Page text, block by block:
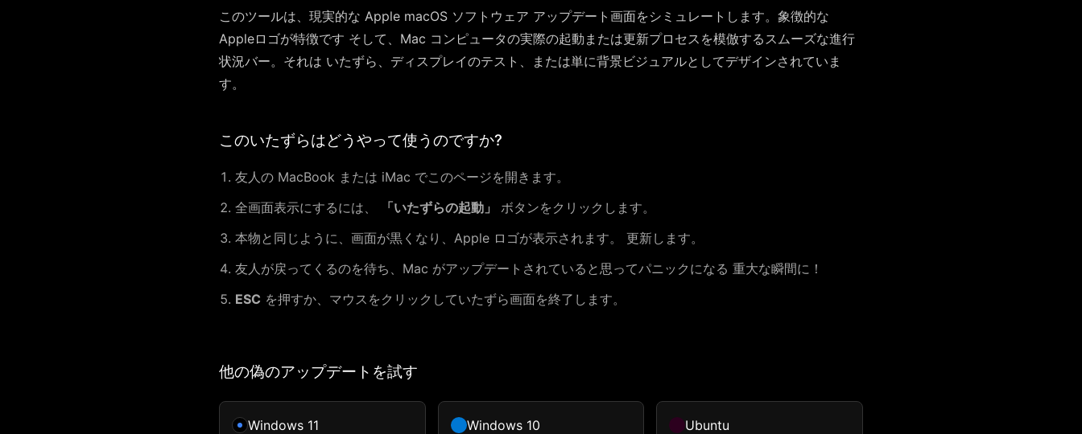
このツールは、現実的な Apple macOS ソフトウェア アップデート画面をシミュレートします。象徴的な
Appleロゴが特徴です そして、Mac コンピュータの実際の起動または更新プロセスを模倣するスムーズな進行
状況バー。それは いたずら、ディスプレイのテスト、または単に背景ビジュアルとしてデザインされていま
す。
このいたずらはどうやって使うのですか?
友人の MacBook または iMac でこのページを開きます。
全画面表示にするには、
「いたずらの起動」
ボタンをクリックします。
本物と同じように、画面が黒くなり、Apple ロゴが表示されます。 更新します。
友人が戻ってくるのを待ち、Mac がアップデートされていると思ってパニックになる 重大な瞬間に！
ESC を押すか、マウスをクリックしていたずら画面を終了します。
他の偽のアップデートを試す
Windows 11 Windows 10 Ubuntu